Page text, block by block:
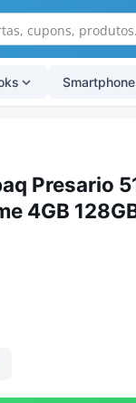
Presario
4GB